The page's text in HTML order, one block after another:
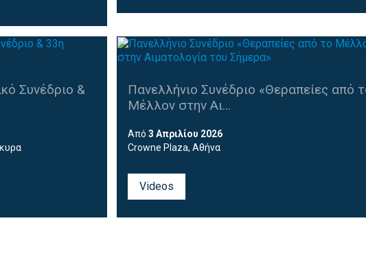
Συνέδριο &
Πανελλήνιο Συνέδριο «Θεραπείες από
Μέλλον στην Αι...
Από3 Απριλίου 2026
Crowne Plaza, Αθήνα
Videos